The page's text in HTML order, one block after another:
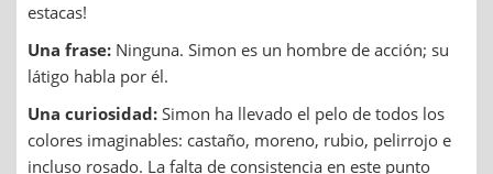
estacas!
Una frase: Ninguna. Simon es un hombre de acción; su
látigo habla por él.
Una curiosidad: Simon ha llevado el pelo de todos los
colores imaginables: castaño, moreno, rubio, pelirrojo e
incluso rosado. La falta de consistencia en este punto